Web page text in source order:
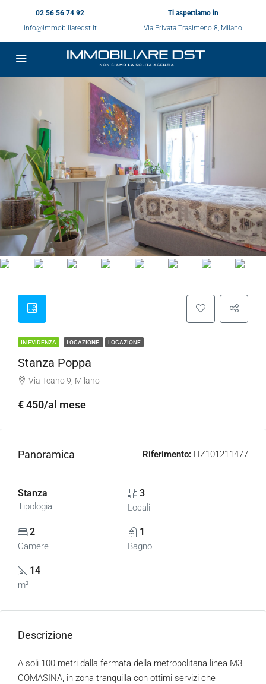
02 56 56 74 92
info@immobiliaredst.it
Ti aspettiamo in
Via Privata Trasimeno 8, Milano
IN EVIDENZA LOCAZIONE LOCAZIONE
Stanza Poppa
Via Teano 9, Milano
€ 450/al mese
Panoramica Riferimento: HZ101211477
Stanza
Tipologia
3
Locali
2
Camere
1
Bagno
14
m²
Descrizione
A soli 100 metri dalla fermata della metropolitana linea M3
COMASINA, in zona tranquilla con ottimi servizi che